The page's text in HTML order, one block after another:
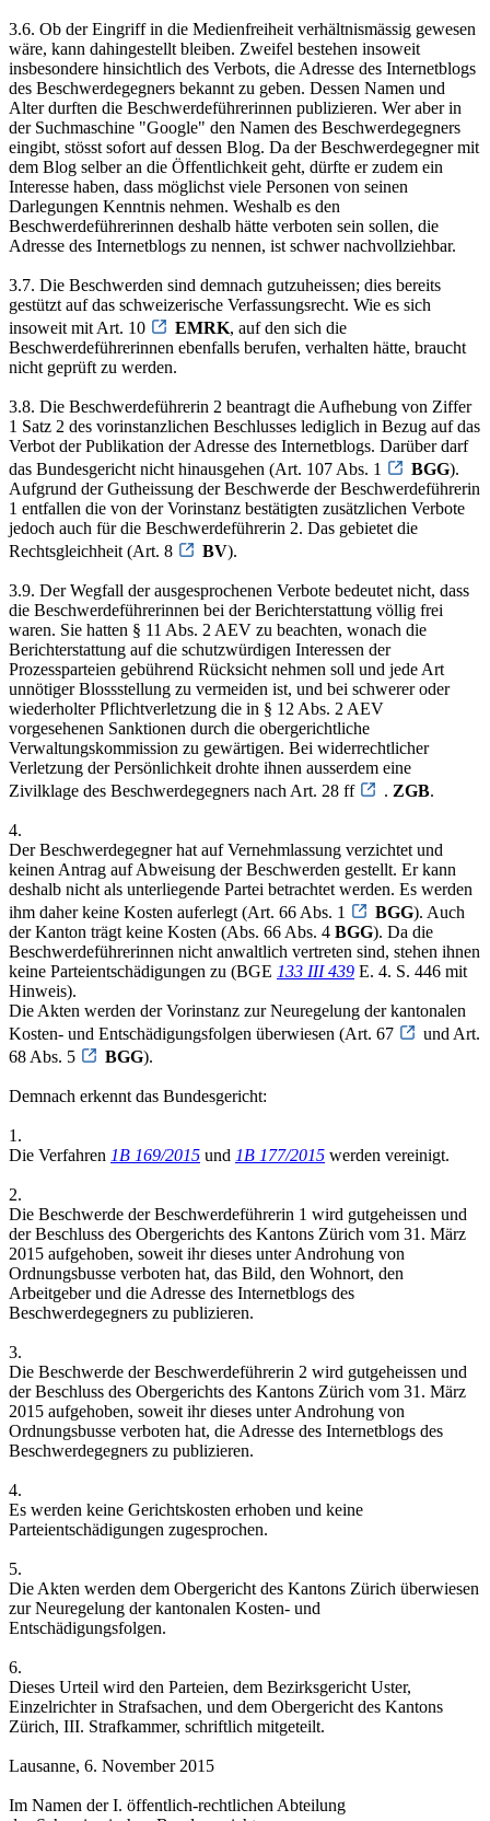
3.6. Ob der Eingriff in die Medienfreiheit verhältnismässig gewesen
wäre, kann dahingestellt bleiben. Zweifel bestehen insoweit
insbesondere hinsichtlich des Verbots, die Adresse des Internetblogs
des Beschwerdegegners bekannt zu geben. Dessen Namen und
Alter durften die Beschwerdeführerinnen publizieren. Wer aber in
der Suchmaschine "Google" den Namen des Beschwerdegegners
eingibt, stösst sofort auf dessen Blog. Da der Beschwerdegegner mit
dem Blog selber an die Öffentlichkeit geht, dürfte er zudem ein
Interesse haben, dass möglichst viele Personen von seinen
Darlegungen Kenntnis nehmen. Weshalb es den
Beschwerdeführerinnen deshalb hätte verboten sein sollen, die
Adresse des Internetblogs zu nennen, ist schwer nachvollziehbar.
3.7. Die Beschwerden sind demnach gutzuheissen; dies bereits
gestützt auf das schweizerische Verfassungsrecht. Wie es sich
insoweit mit Art. 10
EMRK, auf den sich die
Beschwerdeführerinnen ebenfalls berufen, verhalten hätte, braucht
nicht geprüft zu werden.
3.8. Die Beschwerdeführerin 2 beantragt die Aufhebung von Ziffer
1 Satz 2 des vorinstanzlichen Beschlusses lediglich in Bezug auf das
Verbot der Publikation der Adresse des Internetblogs. Darüber darf
das Bundesgericht nicht hinausgehen (Art. 107 Abs. 1
BGG).
Aufgrund der Gutheissung der Beschwerde der Beschwerdeführerin
1 entfallen die von der Vorinstanz bestätigten zusätzlichen Verbote
jedoch auch für die Beschwerdeführerin 2. Das gebietet die
Rechtsgleichheit (Art. 8
BV).
3.9. Der Wegfall der ausgesprochenen Verbote bedeutet nicht, dass
die Beschwerdeführerinnen bei der Berichterstattung völlig frei
waren. Sie hatten § 11 Abs. 2 AEV zu beachten, wonach die
Berichterstattung auf die schutzwürdigen Interessen der
Prozessparteien gebührend Rücksicht nehmen soll und jede Art
unnötiger Blossstellung zu vermeiden ist, und bei schwerer oder
wiederholter Pflichtverletzung die in § 12 Abs. 2 AEV
vorgesehenen Sanktionen durch die obergerichtliche
Verwaltungskommission zu gewärtigen. Bei widerrechtlicher
Verletzung der Persönlichkeit drohte ihnen ausserdem eine
Zivilklage des Beschwerdegegners nach Art. 28 ff
. ZGB.
4.
Der Beschwerdegegner hat auf Vernehmlassung verzichtet und
keinen Antrag auf Abweisung der Beschwerden gestellt. Er kann
deshalb nicht als unterliegende Partei betrachtet werden. Es werden
ihm daher keine Kosten auferlegt (Art. 66 Abs. 1
BGG). Auch
der Kanton trägt keine Kosten (Abs. 66 Abs. 4 BGG). Da die
Beschwerdeführerinnen nicht anwaltlich vertreten sind, stehen ihnen
keine Parteientschädigungen zu (BGE 133 III 439 E. 4. S. 446 mit
Hinweis).
Die Akten werden der Vorinstanz zur Neuregelung der kantonalen
Kosten- und Entschädigungsfolgen überwiesen (Art. 67
und Art.
68 Abs. 5
BGG).
Demnach erkennt das Bundesgericht:
1.
Die Verfahren 1B 169/2015 und 1B 177/2015 werden vereinigt.
2.
Die Beschwerde der Beschwerdeführerin 1 wird gutgeheissen und
der Beschluss des Obergerichts des Kantons Zürich vom 31. März
2015 aufgehoben, soweit ihr dieses unter Androhung von
Ordnungsbusse verboten hat, das Bild, den Wohnort, den
Arbeitgeber und die Adresse des Internetblogs des
Beschwerdegegners zu publizieren.
3.
Die Beschwerde der Beschwerdeführerin 2 wird gutgeheissen und
der Beschluss des Obergerichts des Kantons Zürich vom 31. März
2015 aufgehoben, soweit ihr dieses unter Androhung von
Ordnungsbusse verboten hat, die Adresse des Internetblogs des
Beschwerdegegners zu publizieren.
4.
Es werden keine Gerichtskosten erhoben und keine
Parteientschädigungen zugesprochen.
5.
Die Akten werden dem Obergericht des Kantons Zürich überwiesen
zur Neuregelung der kantonalen Kosten- und
Entschädigungsfolgen.
6.
Dieses Urteil wird den Parteien, dem Bezirksgericht Uster,
Einzelrichter in Strafsachen, und dem Obergericht des Kantons
Zürich, III. Strafkammer, schriftlich mitgeteilt.
Lausanne, 6. November 2015
Im Namen der I. öffentlich-rechtlichen Abteilung